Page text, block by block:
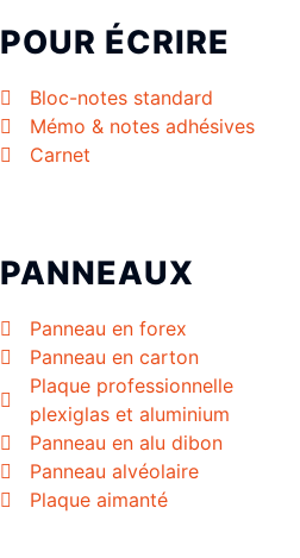
POUR ÉCRIRE
Bloc-notes standard
Mémo & notes adhésives
Carnet
PANNEAUX
Panneau en forex
Panneau en carton
Plaque professionnelle
plexiglas et aluminium
Panneau en alu dibon
Panneau alvéolaire
Plaque aimanté